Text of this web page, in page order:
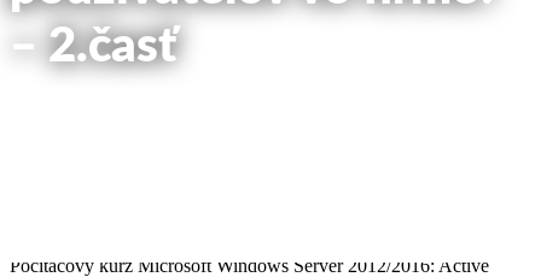
– 2.časť
Počítačový kurz Microsoft Windows Server 2012/2016: Active